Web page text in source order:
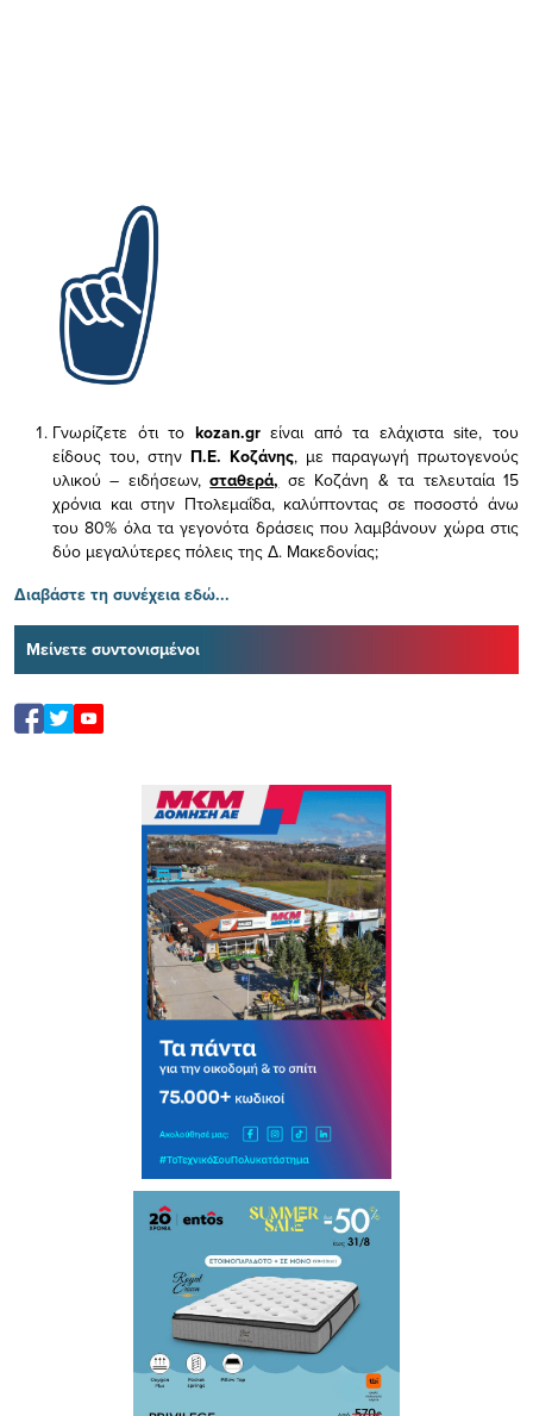
Γνωρίζετε ότι το kozan.gr είναι από τα ελάχισταsite, του
είδους του, στην Π.Ε. Κοζάνης, με παραγωγή πρωτογενούς
υλικού – ειδήσεων,σταθερά, σε Κοζάνη & τα τελευταία 15
χρόνια και στην Πτολεμαΐδα, καλύπτοντας σε ποσοστό άνω
του 80% όλα τα γεγονότα δράσεις που λαμβάνουν χώρα στις
δύο μεγαλύτερες πόλεις της Δ. Μακεδονίας;
Διαβάστε τη συνέχεια εδώ...
Μείνετε συντονισμένοι